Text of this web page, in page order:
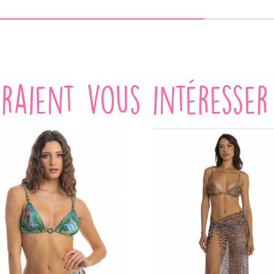
vous intéresser